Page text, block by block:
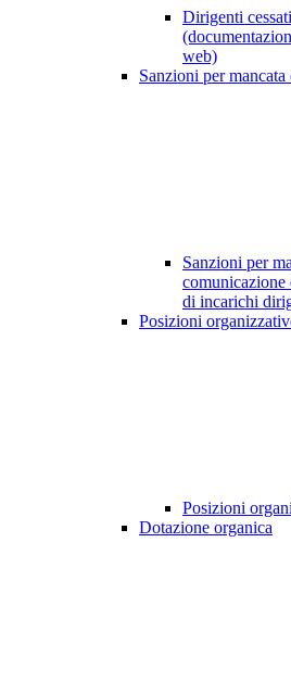
Dirigenti
web)
Sanzioni per
Sanzioni per
comunicazione
di incarichi
Posizioni
Posizioni
Dotazione organica